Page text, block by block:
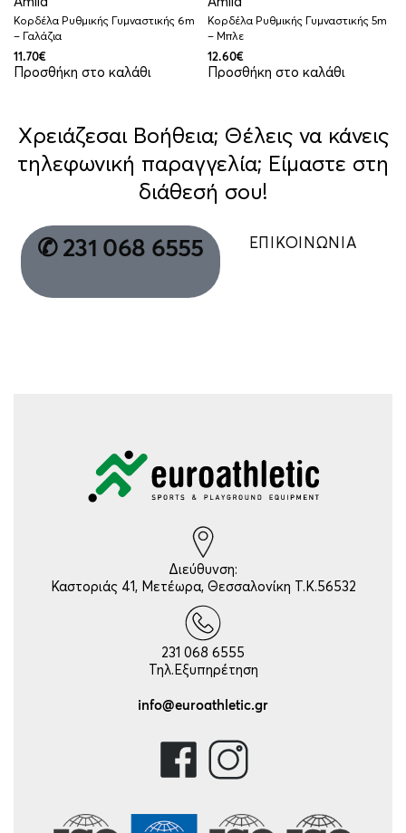
Κορδέλα Ρυθμικής Γυμναστικής 6m
– Γαλάζια
11.70€
Προσθήκη στο καλάθι
Κορδέλα Ρυθμικής Γυμναστικής 5m
– Μπλε
12.60€
Προσθήκη στο καλάθι
Χρειάζεσαι Βοήθεια; Θέλεις να κάνεις
τηλεφωνική παραγγελία; Είμαστε στη
διάθεσή σου!
✆ 231 068 6555 ΕΠΙΚΟΙΝΩΝΙΑ
Διεύθυνση:
Καστοριάς 41, Μετέωρα, Θεσσαλονίκη Τ.Κ.56532
231 068 6555
Τηλ.Εξυπηρέτηση
info@euroathletic.gr